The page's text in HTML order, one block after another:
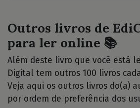
Outros livros de
para ler online 📚
Além deste livro que você está
Digital tem outros 100 livros
Veja aqui os outros livros do(a)
por ordem de preferência dos